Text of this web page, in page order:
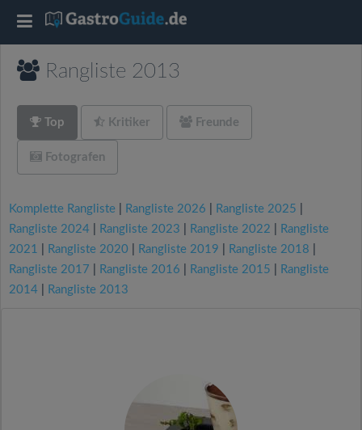
Rangliste 2013
Top Kritiker Freunde
Fotografen
Komplette Rangliste Rangliste 2026 Rangliste 2025
Rangliste 2024
Rangliste 2023 Rangliste 2022
Rangliste
2021
Rangliste 2020 Rangliste 2019 Rangliste 2018
Rangliste 2017
Rangliste 2016 Rangliste 2015
Rangliste
2014
Rangliste 2013
T
o
g
g
e
n